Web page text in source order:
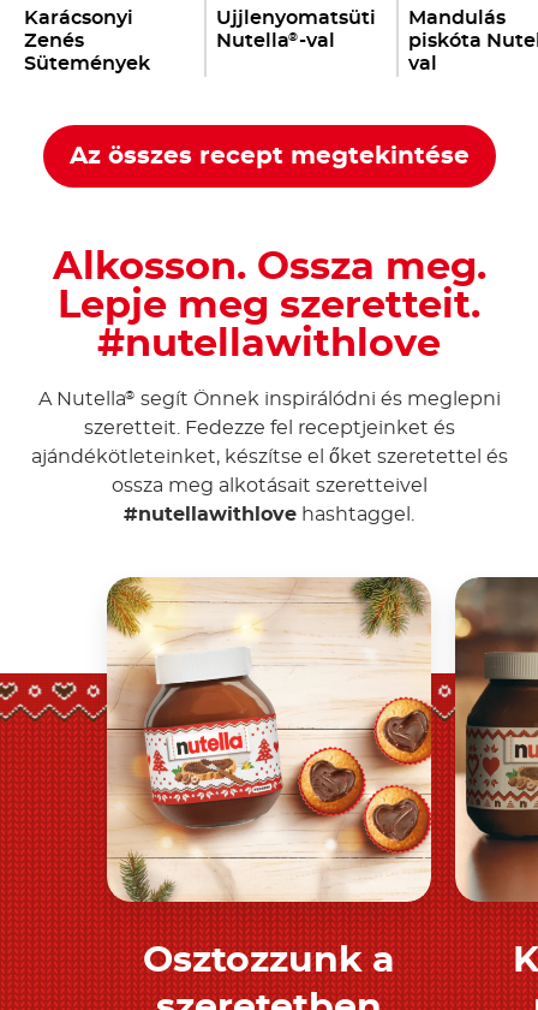
Karácsonyi
Zenés
Sütemények
Ujjlenyomatsüti
Nutella®-val
Mandulás
piskóta
val
Az összes recept megtekintése
Alkosson. Ossza meg.
Lepje meg szeretteit.
#nutellawithlove
A Nutella® segít Önnek inspirálódni és meglepni
szeretteit. Fedezze fel receptjeinket és
ajándékötleteinket, készítse el őket szeretettel és
ossza meg alkotásait szeretteivel
#nutellawithlove hashtaggel.
Tudjon meg többet
Osztozzunk a